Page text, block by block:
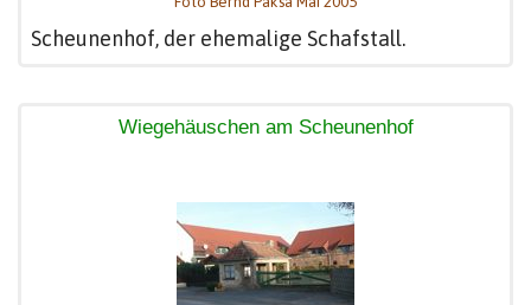
Scheunenhof, der ehemalige Schafstall.
Wiegehäuschen am Scheunenhof